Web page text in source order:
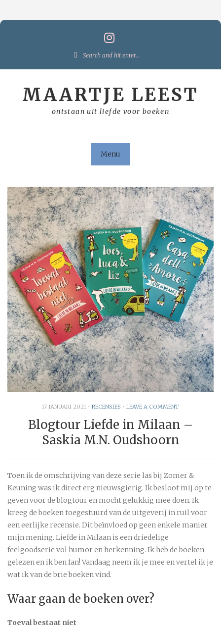
Search
MAARTJE LEEST
ontstaan uit liefde voor boeken
Menu
17 JANUARI 2021 • RECENSIES • LEAVE A COMMENT
Blogtour Liefde in Milaan –
Saskia M.N. Oudshoorn
Toen ik de omschrijving van deze serie las bij Zomer &
Keuning was ik direct erg nieuwsgierig. Ik besloot mij op te
geven voor de blogtour en mocht gelukkig mee doen. Ik
kreeg de boeken toegestuurd van de uitgeverij in ruil voor
een eerlijke recensie. Dit beïnvloed op geen enkele manier
mijn mening. Liefde in Milaan is een driedelige
feelgoodserie vol humor en herkenning. Ik heb de boeken
gelezen en ik ben fan! Vandaag neem ik je mee en vertel ik je
wat ik van de brie boeken vind.
Waar gaan de boeken over?
Toeval bestaat niet